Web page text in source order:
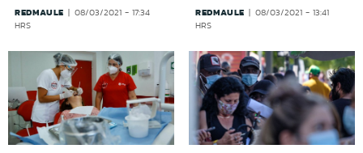
REDMAULE
08/03/2021 - 17:34
HRS
REDMAULE
08/03/2021 - 13:41
HRS